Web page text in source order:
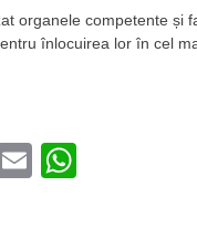
organele competente și
înlocuirea lor în cel
TwitterEmail